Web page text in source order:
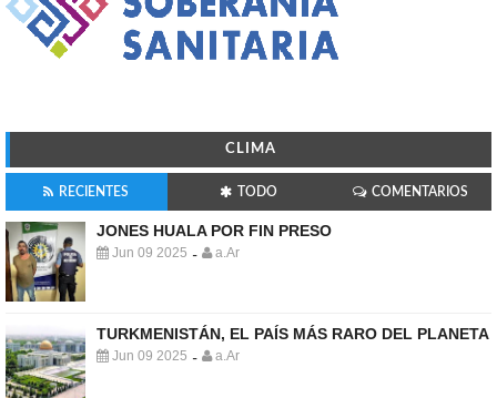
CLIMA
RECIENTES TODO COMENTARIOS
JONES HUALA POR FIN PRESO
Jun 09 2025 - a.Ar
TURKMENISTÁN, EL PAÍS MÁS RARO DEL PLANETA
Jun 09 2025 - a.Ar